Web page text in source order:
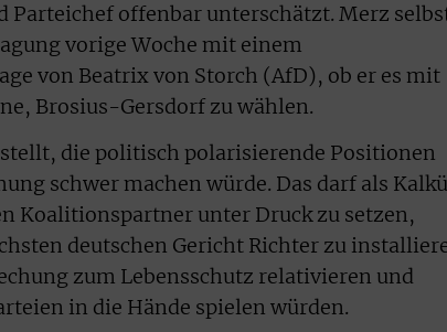
Parteichef offenbar unterschätzt. Merz
vorige Woche mit einem
von Beatrix von Storch (AfD), ob er es mit
Brosius-Gersdorf zu wählen.
die politisch polarisierende Positionen
schwer machen würde. Das darf als
Koalitionspartner unter Druck zu setzen,
deutschen Gericht Richter zu
zum Lebensschutz relativieren und
in die Hände spielen würden.